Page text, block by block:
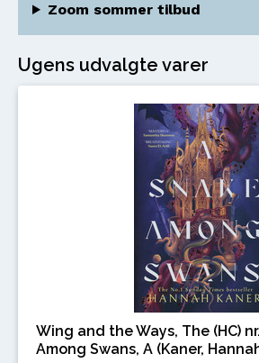
Zoom sommer tilbud
Ugens udvalgte varer
Wing and the Ways, The (HC)
Among Swans, A (Kaner,